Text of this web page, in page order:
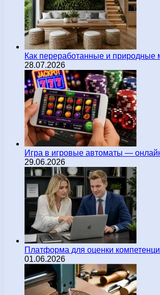
Как переработанные и природные
28.07.2026
Игра в игровые автоматы —
29.06.2026
Платформа для оценки
01.06.2026